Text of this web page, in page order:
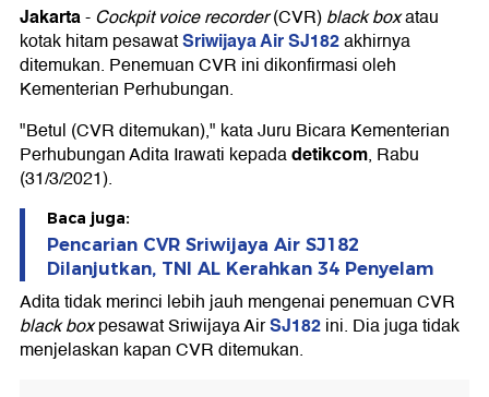
Jakarta-Cockpit voice recorder(CVR)black boxatau
kotak hitam pesawatSriwijaya Air SJ182akhirnya
ditemukan. Penemuan CVR ini dikonfirmasi oleh
Kementerian Perhubungan.
"Betul (CVR ditemukan)," kata Juru Bicara Kementerian
Perhubungan Adita Irawati kepadadetikcom, Rabu
(31/3/2021).
Baca juga:
Pencarian CVR Sriwijaya Air SJ182
Dilanjutkan, TNI AL Kerahkan 34 Penyelam
Adita tidak merinci lebih jauh mengenai penemuan CVR
black boxpesawat Sriwijaya AirSJ182ini. Dia juga tidak
menjelaskan kapan CVR ditemukan.